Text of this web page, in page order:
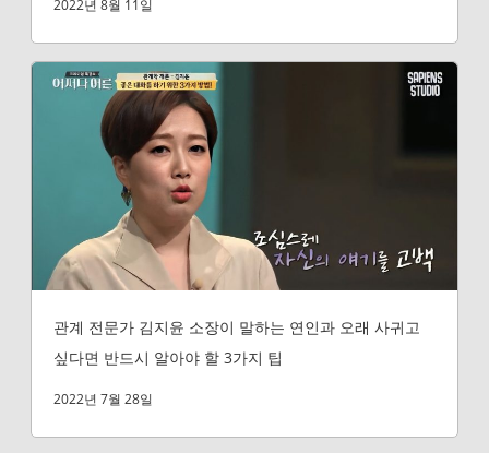
2022년 8월 11일
관계 전문가 김지윤 소장이 말하는 연인과 오래 사귀고
싶다면 반드시 알아야 할 3가지 팁
2022년 7월 28일